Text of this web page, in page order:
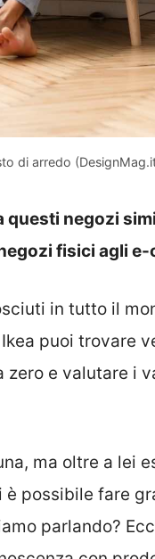
di arredo
negozi
fisici agli
in tutto il
puoi trovare
zero e valutare i
ma oltre a lei
è possibile fare
parlando?